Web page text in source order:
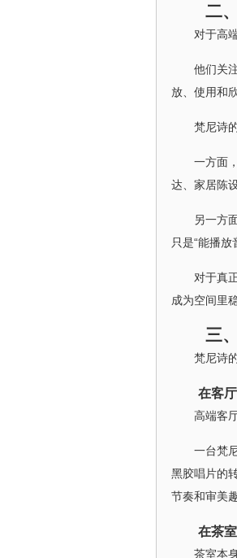
二
对于高
他们关
放、使用和
梵尼诗
一方面
达、家居陈
另一方
只是“能播放
对于真
成为空间里
三
梵尼诗
在客
高端客
一台梵
黑胶唱片的
节奏和审美
在茶
茶室本